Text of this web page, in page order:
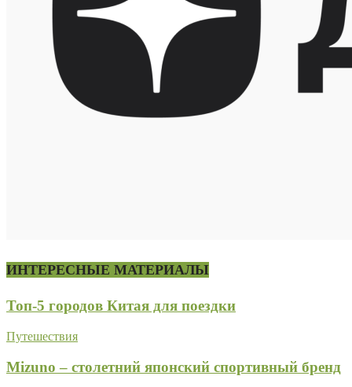
ИНТЕРЕСНЫЕ МАТЕРИАЛЫ
Топ-5 городов Китая для поездки
Путешествия
Mizuno – столетний японский спортивный бренд